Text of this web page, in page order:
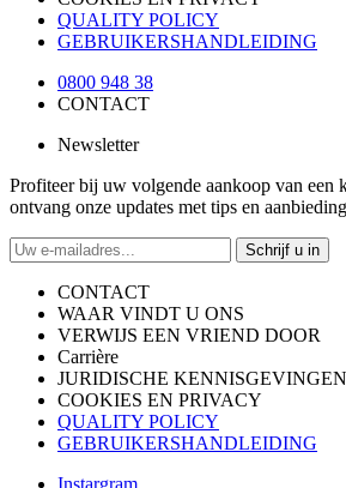
QUALITY POLICY
GEBRUIKERSHANDLEIDING
0800 948 38
CONTACT
Newsletter
Profiteer bij uw volgende aankoop van een
ontvang onze updates met tips en
Schrijf u in
CONTACT
WAAR VINDT U ONS
VERWIJS EEN VRIEND DOOR
Carrière
JURIDISCHE KENNISGEVINGEN
COOKIES EN PRIVACY
QUALITY POLICY
GEBRUIKERSHANDLEIDING